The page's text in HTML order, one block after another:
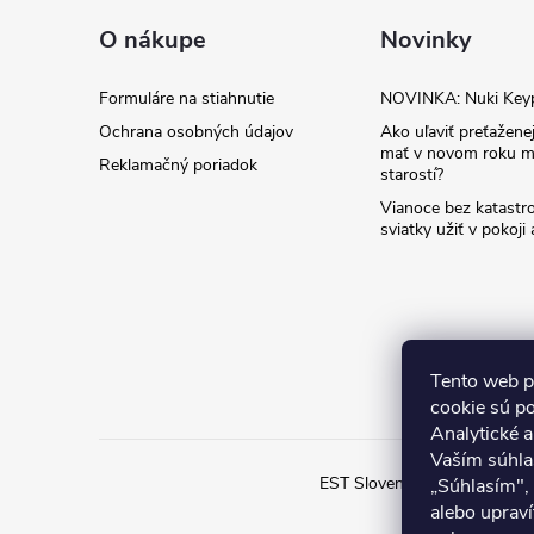
Tento web
cookie sú
Analytické
Vaším
alebo
O nákupe
Formuláre na stiahnutie
Ochrana osobných údajov
Reklamačný poriadok
Novinky
NOVINKA: Nuki
Ako uľaviť
mať v novom roku
starostí?
Vianoce bez
sviatky užiť v pokoji
EST Slovensko